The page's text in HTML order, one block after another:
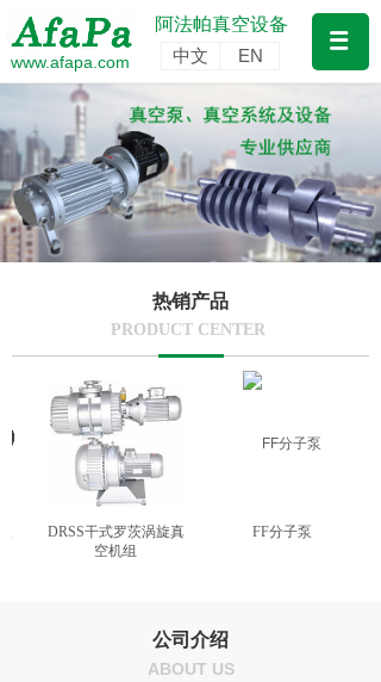
PRODUCT CENTER
热销产品
DRSS干式罗茨涡旋真
空机组
FF分子泵
公司介绍
ABOUT US
EN
中文
www.afapa.com
阿法帕真空设备